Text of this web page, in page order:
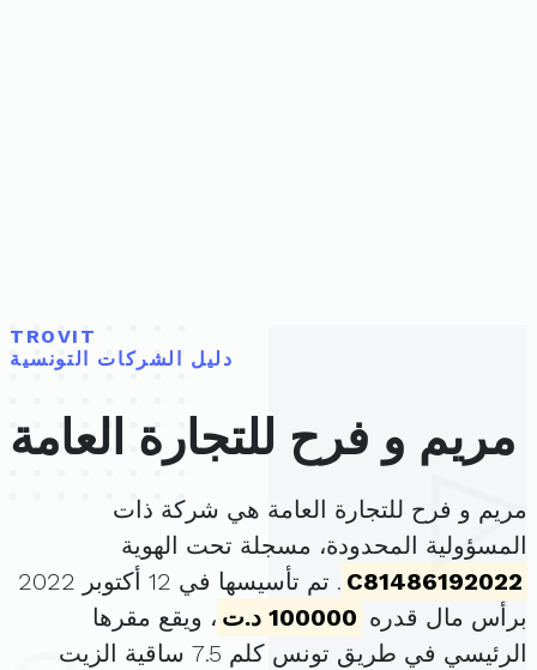
TROVIT
دليل الشركات التونسية
مريم و فرح للتجارة العامة
مريم و فرح للتجارة العامة هي شركة ذات
المسؤولية المحدودة، مسجلة تحت الهوية
C81486192022
. تم تأسيسها في 12 أكتوبر 2022
برأس مال قدره 100000 د.ت
، ويقع مقرها
الرئيسي في طريق تونس كلم 7.5 ساقية الزيت